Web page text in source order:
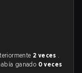
2 veces .
ganado 0 veces